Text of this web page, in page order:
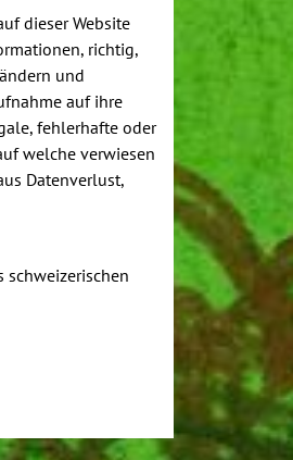
dieser Website
richtig,
und
auf ihre
fehlerhafte oder
welche verwiesen
Datenverlust,
schweizerischen